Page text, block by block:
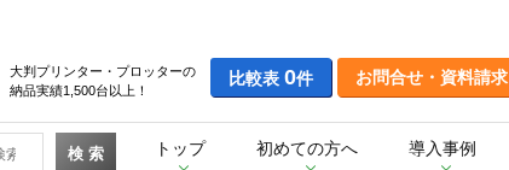
大判プリンター・プロッターの
納品実績1,500台以上！
比較表 0件 お問合せ・資料請求
検 索 トップ 初めての方へ 導入事例